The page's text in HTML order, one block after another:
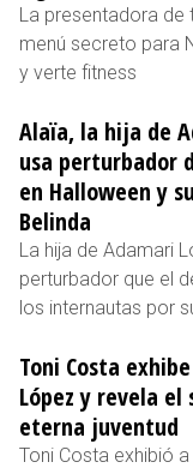
La presentadora de
menú secreto para
y verte fitness
Alaïa, la hija de
usa perturbador
en Halloween y
Belinda
La hija de Adamari
perturbador que el
los internautas por
Toni Costa
López y revela el
eterna juventud
Toni Costa exhibió